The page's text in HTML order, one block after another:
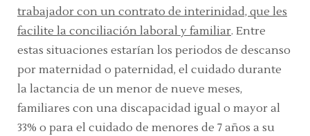
trabajador con un contrato de interinidad, que les
facilite la conciliación laboral y familiar. Entre
estas situaciones estarían los periodos de descanso
por maternidad o paternidad, el cuidado durante
la lactancia de un menor de nueve meses,
familiares con una discapacidad igual o mayor al
33% o para el cuidado de menores de 7 años a su